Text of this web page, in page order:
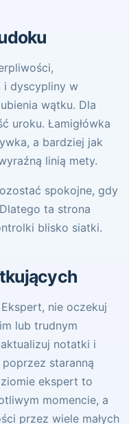
i dyscypliny w
wątku. Dla
uroku. Łamigłówka
a bardziej jak
linią mety.
spokojne, gdy
ta strona
blisko siatki.
nie oczekuj
lub trudnym
notatki i
staranną
ekspert to
momencie, a
przez wiele małych